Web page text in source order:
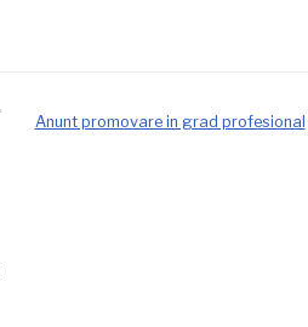
Anunt promovare in grad profesional